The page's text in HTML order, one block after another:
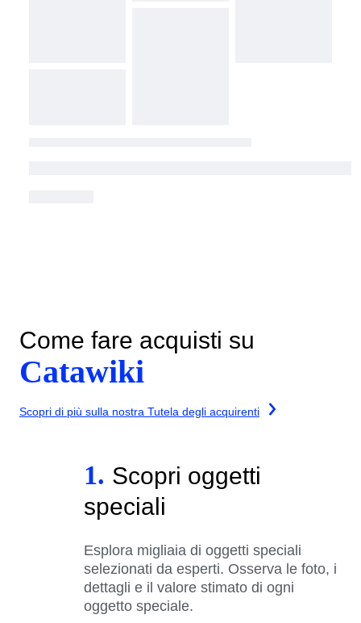
Come fare acquisti su
Catawiki
Scopri di più sulla nostra Tutela degli acquirenti
1. Scopri oggetti
speciali
Esplora migliaia di oggetti speciali
selezionati da esperti. Osserva le foto, i
dettagli e il valore stimato di ogni
oggetto speciale.